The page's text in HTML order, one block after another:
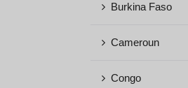
Burkina Faso
Cameroun
Congo